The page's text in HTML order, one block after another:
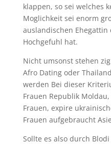
klappen, so sei welches
Moglichkeit sei enorm
auslandischen
Hochgefuhl hat.
Nicht umsonst stehen
Afro Dating oder
werden Bei dieser
Frauen Republik
Frauen, expire
Frauen aufgebraucht
Sollte es also durch